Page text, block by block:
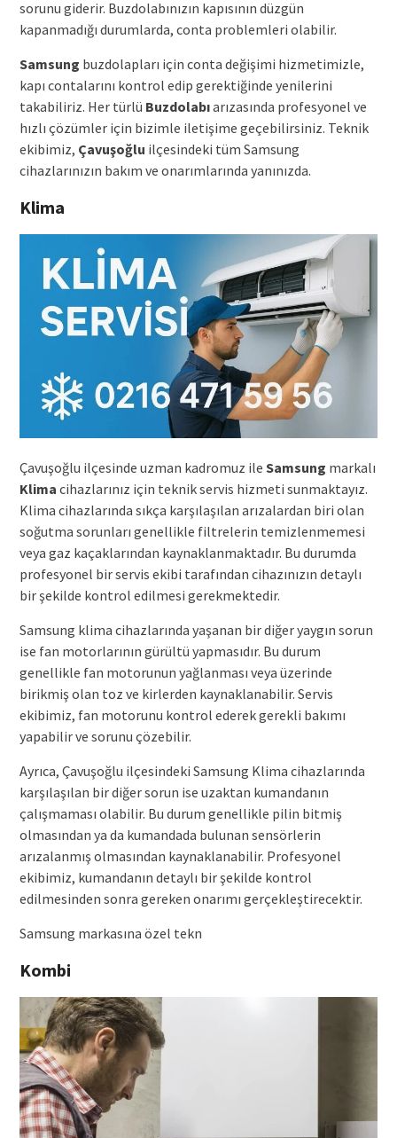
sorunu giderir. Buzdolabınızın kapısının düzgün
kapanmadığı durumlarda, conta problemleri olabilir.
Samsung buzdolapları için conta değişimi hizmetimizle,
kapı contalarını kontrol edip gerektiğinde yenilerini
takabiliriz. Her türlü Buzdolabıarızasında profesyonel ve
hızlı çözümler için bizimle iletişime geçebilirsiniz. Teknik
ekibimiz, Çavuşoğlu ilçesindeki tüm Samsung
cihazlarınızın bakım ve onarımlarında yanınızda.
Klima
Çavuşoğlu ilçesinde uzman kadromuz ile Samsung markalı
Klima cihazlarınız için teknik servis hizmeti sunmaktayız.
Klima cihazlarında sıkça karşılaşılan arızalardan biri olan
soğutma sorunları genellikle filtrelerin temizlenmemesi
veya gaz kaçaklarından kaynaklanmaktadır. Bu durumda
profesyonel bir servis ekibi tarafından cihazınızın detaylı
bir şekilde kontrol edilmesi gerekmektedir.
Samsung klima cihazlarında yaşanan bir diğer yaygın sorun
ise fan motorlarının gürültü yapmasıdır. Bu durum
genellikle fan motorunun yağlanması veya üzerinde
birikmiş olan toz ve kirlerden kaynaklanabilir. Servis
ekibimiz, fan motorunu kontrol ederek gerekli bakımı
yapabilir ve sorunu çözebilir.
Ayrıca, Çavuşoğlu ilçesindeki Samsung Klima cihazlarında
karşılaşılan bir diğer sorun ise uzaktan kumandanın
çalışmaması olabilir. Bu durum genellikle pilin bitmiş
olmasından ya da kumandada bulunan sensörlerin
arızalanmış olmasından kaynaklanabilir. Profesyonel
ekibimiz, kumandanın detaylı bir şekilde kontrol
edilmesinden sonra gereken onarımı gerçekleştirecektir.
Samsung markasına özel tekn
Kombi